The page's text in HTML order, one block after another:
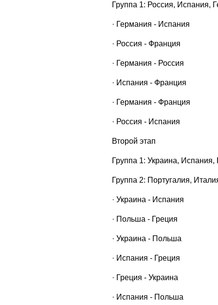
Группа 1: Россия, Испания,
· Германия - Испания
· Россия - Франция
· Германия - Россия
· Испания - Франция
· Германия - Франция
· Россия - Испания
Второй этап
Группа 1: Украина,
Группа 2: Португалия,
· Украина - Испания
· Польша - Греция
· Украина - Польша
· Испания - Греция
· Греция - Украина
· Испания - Польша